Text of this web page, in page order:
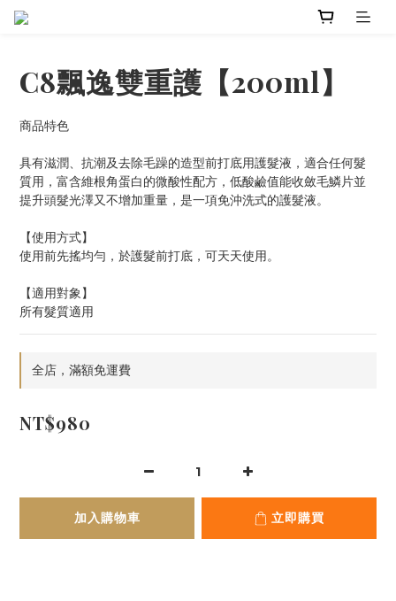
C8飄逸雙重護【200ml】
商品特色
具有滋潤、抗潮及去除毛躁的造型前打底用護髮液，適合任何髮
質用，富含維根角蛋白的微酸性配方，低酸鹼值能收斂毛鱗片並
提升頭髮光澤又不增加重量，是一項免沖洗式的護髮液。
【使用方式】
使用前先搖均勻，於護髮前打底，可天天使用。
【適用對象】
所有髮質適用
全店，滿額免運費
NT$980
加入購物車 立即購買